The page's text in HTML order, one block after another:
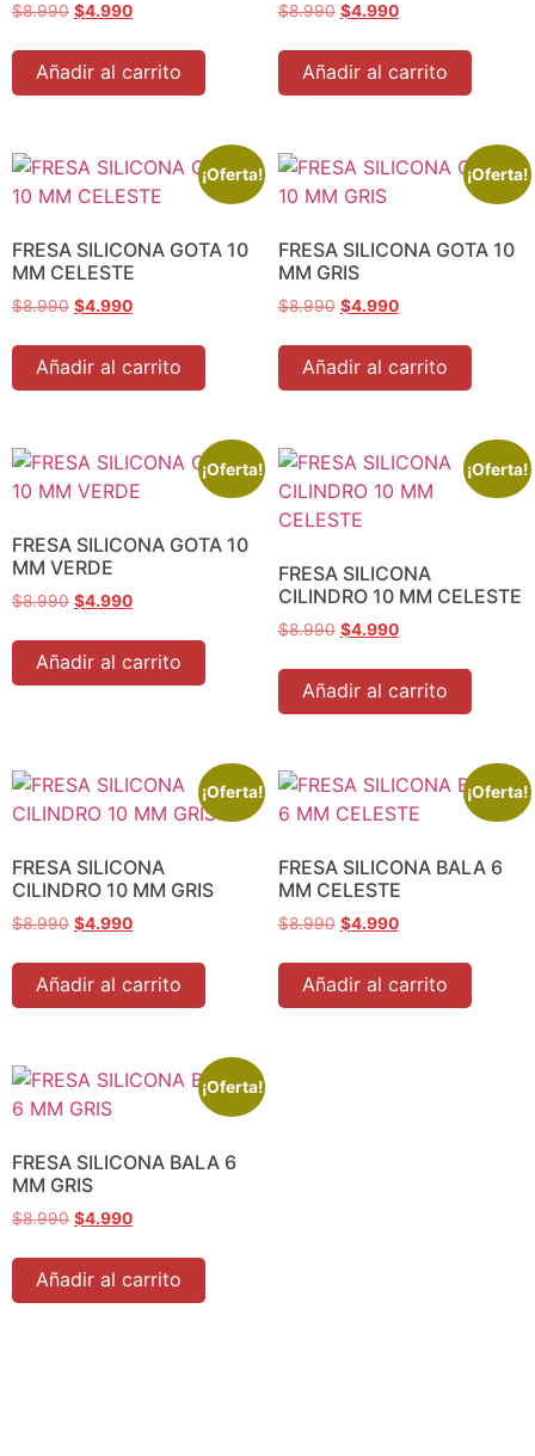
$8.990 $4.990
Añadir al carrito
$8.990 $4.990
Añadir al carrito
¡Oferta!
FRESA SILICONA GOTA 10
MM CELESTE
$8.990 $4.990
Añadir al carrito
¡Oferta!
FRESA SILICONA GOTA 10
MM GRIS
$8.990 $4.990
Añadir al carrito
¡Oferta!
FRESA SILICONA GOTA 10
MM VERDE
$8.990 $4.990
Añadir al carrito
¡Oferta!
FRESA SILICONA
CILINDRO 10 MM CELESTE
$8.990 $4.990
Añadir al carrito
¡Oferta!
FRESA SILICONA
CILINDRO 10 MM GRIS
$8.990 $4.990
Añadir al carrito
¡Oferta!
FRESA SILICONA BALA 6
MM CELESTE
$8.990 $4.990
Añadir al carrito
¡Oferta!
FRESA SILICONA BALA 6
MM GRIS
$8.990 $4.990
Añadir al carrito